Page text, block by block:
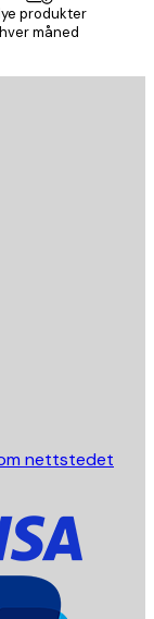
produkter
hver måned
nettstedet